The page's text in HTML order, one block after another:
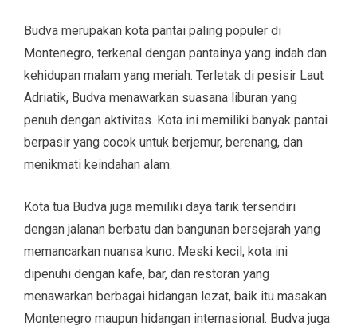
Budva merupakan kota pantai paling populer di
Montenegro, terkenal dengan pantainya yang indah dan
kehidupan malam yang meriah. Terletak di pesisir Laut
Adriatik, Budva menawarkan suasana liburan yang
penuh dengan aktivitas. Kota ini memiliki banyak pantai
berpasir yang cocok untuk berjemur, berenang, dan
menikmati keindahan alam.
Kota tua Budva juga memiliki daya tarik tersendiri
dengan jalanan berbatu dan bangunan bersejarah yang
memancarkan nuansa kuno. Meski kecil, kota ini
dipenuhi dengan kafe, bar, dan restoran yang
menawarkan berbagai hidangan lezat, baik itu masakan
Montenegro maupun hidangan internasional. Budva juga